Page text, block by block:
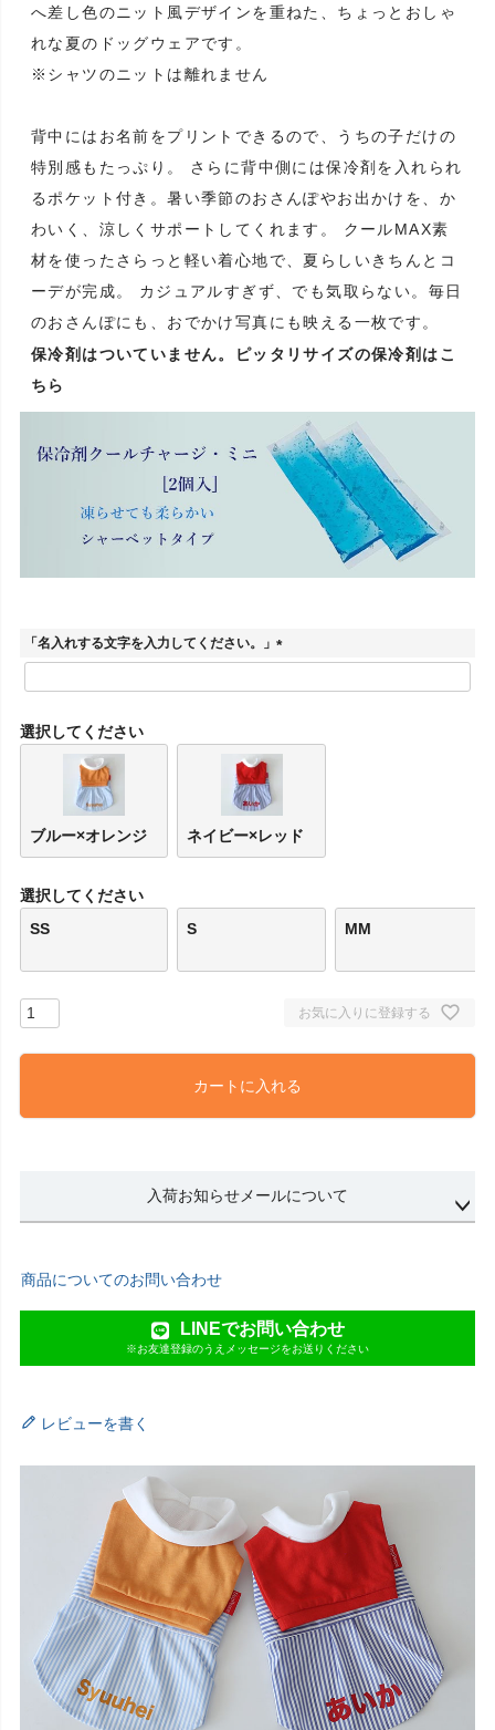
へ差し色のニット風デザインを重ねた、ちょっとおしゃ
れな夏のドッグウェアです。
※シャツのニットは離れません
背中にはお名前をプリントできるので、うちの子だけの
特別感もたっぷり。 さらに背中側には保冷剤を入れられ
るポケット付き。暑い季節のおさんぽやお出かけを、か
わいく、涼しくサポートしてくれます。 クールMAX素
材を使ったさらっと軽い着心地で、夏らしいきちんとコ
ーデが完成。 カジュアルすぎず、でも気取らない。毎日
のおさんぽにも、おでかけ写真にも映える一枚です。
保冷剤はついていません。ピッタリサイズの保冷剤はこ
ちら
「名入れする文字を入力してください。」
(
必
選択してください
ブルー×オレンジ ネイビー×レッド
選択してください
SS
S MM
お気に入りに登録する
カートに入れる
入荷お知らせメールについて
商品についてのお問い合わせ
LINEでお問い合わせ
※お友達登録のうえメッセージをお送りください
レビューを書く